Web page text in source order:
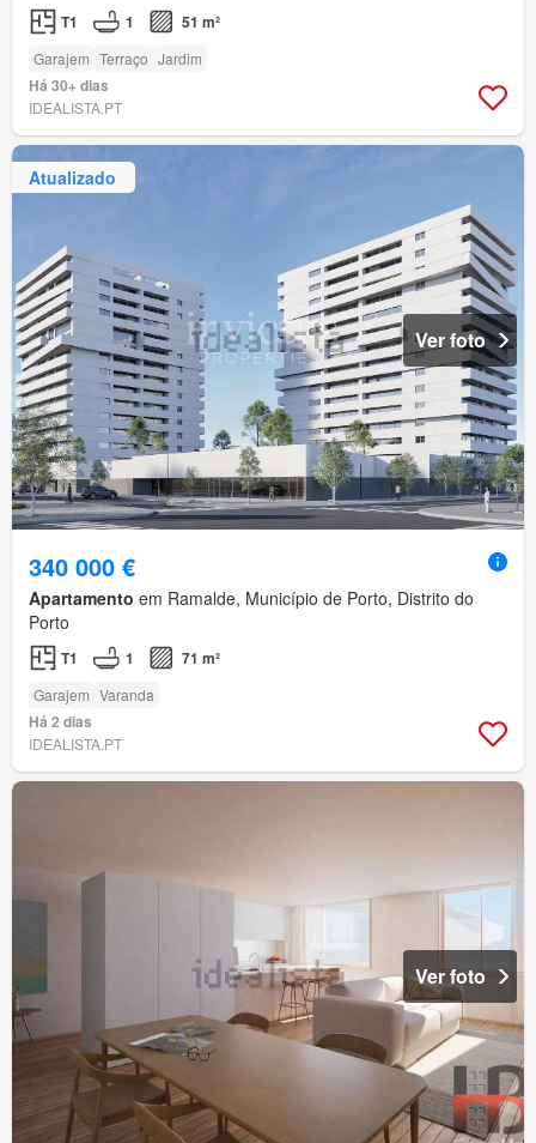
T1 1 51 m²
Garajem Terraço Jardim
Há 30+ dias
IDEALISTA.PT
Atualizado
Ver foto
340 000 €
Apartamento em Ramalde, Município de Porto, Distrito do
Porto
T1 1 71 m²
Garajem Varanda
Há 2 dias
IDEALISTA.PT
Ver foto